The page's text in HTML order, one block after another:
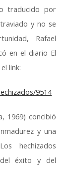
traducido por
y no se
Rafael
en el diario El
link:
9514
1969) concibió
y una
hechizados
éxito y del